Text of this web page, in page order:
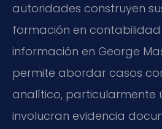
autoridades construyen
formación en
información en George
permite abordar casos
analítico, particularmente
involucran evidencia